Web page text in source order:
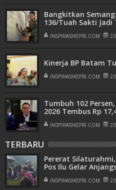
Bangkitkan
136/Tuah Sakti
INSPIRASIKEPRI.COM
Kinerja BP Batam
INSPIRASIKEPRI.COM
Tumbuh 102
2026 Tembus Rp
INSPIRASIKEPRI.COM
TERBARU
Pererat
Pos Ilu Gelar
INSPIRASIKEPRI.COM